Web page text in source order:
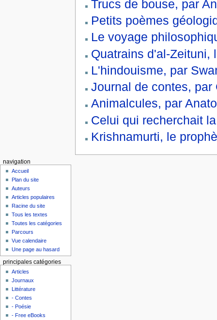
Trucs de bouse, par
Petits poèmes
Le voyage
Quatrains d'al-Zeituni,
L'hindouisme, par
Journal de contes, par
Animalcules, par
Celui qui recherchait
Krishnamurti, le
navigation
Accueil
Plan du site
Auteurs
Articles populaires
Racine du site
Tous les textes
Toutes les catégories
Parcours
Vue calendaire
Une page au hasard
principales catégories
Articles
Journaux
Littérature
- Contes
- Poésie
- Free eBooks